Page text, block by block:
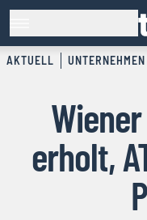
AKTUELL UNTERNEHMEN
erholt,